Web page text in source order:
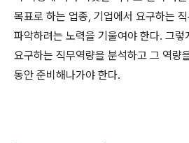
목표로 하는 업종, 기업에서 요구하는
파악하려는 노력을 기울여야 한다. 그렇
요구하는 직무역량을 분석하고 그 역량
동안 준비해나가야 한다.